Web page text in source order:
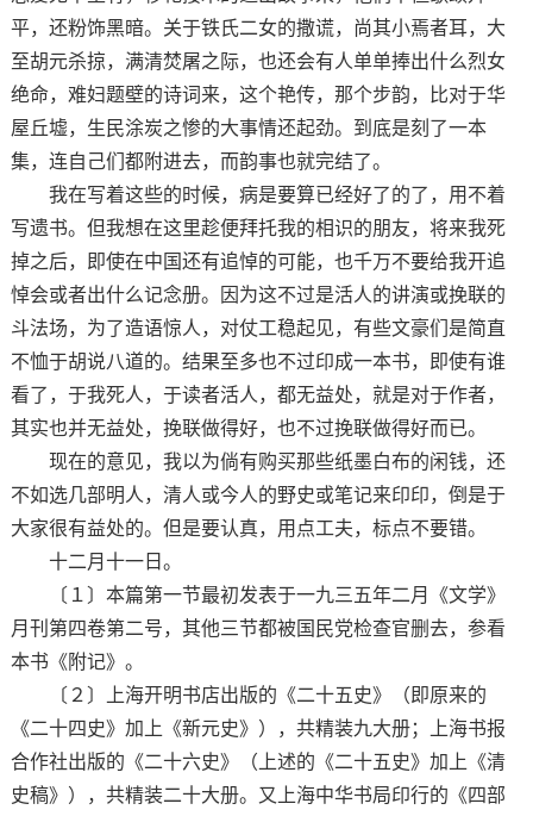
平，还粉饰黑暗。关于铁氏二女的撒谎，尚其小焉者耳，大
至胡元杀掠，满清焚屠之际，也还会有人单单捧出什么烈女
绝命，难妇题壁的诗词来，这个艳传，那个步韵，比对于华
屋丘墟，生民涂炭之惨的大事情还起劲。到底是刻了一本
集，连自己们都附进去，而韵事也就完结了。
我在写着这些的时候，病是要算已经好了的了，用不着
写遗书。但我想在这里趁便拜托我的相识的朋友，将来我死
掉之后，即使在中国还有追悼的可能，也千万不要给我开追
悼会或者出什么记念册。因为这不过是活人的讲演或挽联的
斗法场，为了造语惊人，对仗工稳起见，有些文豪们是简直
不恤于胡说八道的。结果至多也不过印成一本书，即使有谁
看了，于我死人，于读者活人，都无益处，就是对于作者，
其实也并无益处，挽联做得好，也不过挽联做得好而已。
现在的意见，我以为倘有购买那些纸墨白布的闲钱，还
不如选几部明人，清人或今人的野史或笔记来印印，倒是于
大家很有益处的。但是要认真，用点工夫，标点不要错。
十二月十一日。
〔１〕本篇第一节最初发表于一九三五年二月《文学》
月刊第四卷第二号，其他三节都被国民党检查官删去，参看
本书《附记》。
〔２〕上海开明书店出版的《二十五史》（即原来的
《二十四史》加上《新元史》），共精装九大册；上海书报
合作社出版的《二十六史》（上述的《二十五史》加上《清
史稿》），共精装二十大册。又上海中华书局印行的《四部